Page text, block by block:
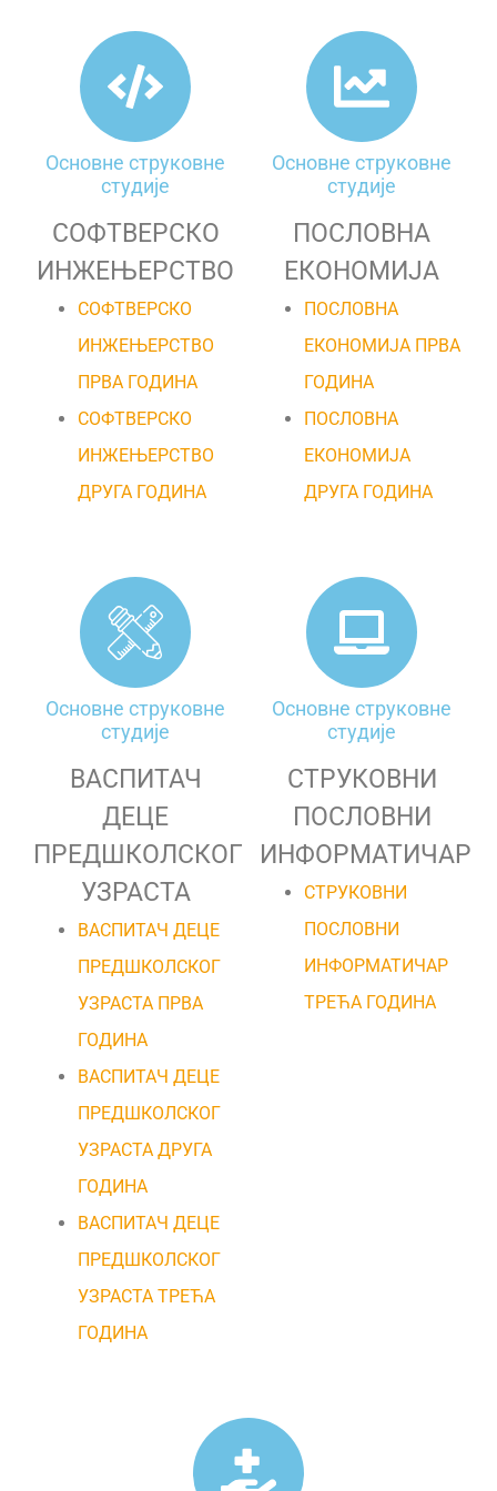
Основне струковне
студије
СОФТВЕРСКО
ИНЖЕЊЕРСТВО
СОФТВЕРСКО
ИНЖЕЊЕРСТВО
ПРВА ГОДИНА
СОФТВЕРСКО
ИНЖЕЊЕРСТВО
ДРУГА ГОДИНА
Основне струковне
студије
ПОСЛОВНА
ЕКОНОМИЈА
ПОСЛОВНА
ЕКОНОМИЈА ПРВА
ГОДИНА
ПОСЛОВНА
ЕКОНОМИЈА
ДРУГА ГОДИНА
Основне струковне
студије
ВАСПИТАЧ
ДЕЦЕ
ПРЕДШКОЛСКОГ
УЗРАСТА
ВАСПИТАЧ ДЕЦЕ
ПРЕДШКОЛСКОГ
УЗРАСТА ПРВА
ГОДИНА
ВАСПИТАЧ ДЕЦЕ
ПРЕДШКОЛСКОГ
УЗРАСТА ДРУГА
ГОДИНА
ВАСПИТАЧ ДЕЦЕ
ПРЕДШКОЛСКОГ
УЗРАСТА ТРЕЋА
ГОДИНА
Основне струковне
студије
СТРУКОВНИ
ПОСЛОВНИ
ИНФОРМАТИЧАР
СТРУКОВНИ
ПОСЛОВНИ
ИНФОРМАТИЧАР
ТРЕЋА ГОДИНА